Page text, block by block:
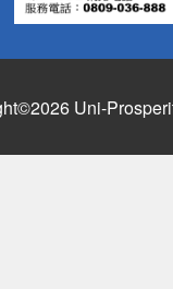
Uni-